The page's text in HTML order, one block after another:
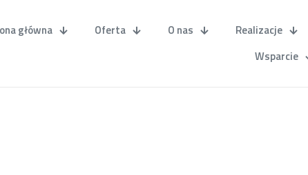
główna Oferta O nas Realizacje
Wsparcie